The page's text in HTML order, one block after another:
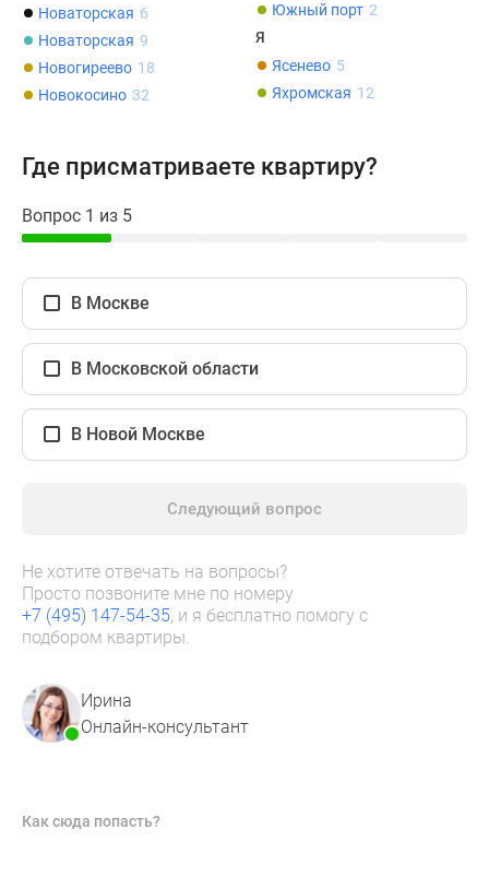
Новаторская 6
Новаторская 9
Новогиреево 18
Новокосино 32
Южный порт 2
Я
Ясенево 5
Яхромская 12
Где присматриваете квартиру?
Вопрос 1 из 5
В Москве
В Московской области
В Новой Москве
Следующий вопрос
Не хотите отвечать на вопросы?
Просто позвоните мне по номеру
+7 (495) 147-54-35, и я бесплатно помогу с
подбором квартиры.
Ирина
Онлайн-консультант
Как сюда попасть?